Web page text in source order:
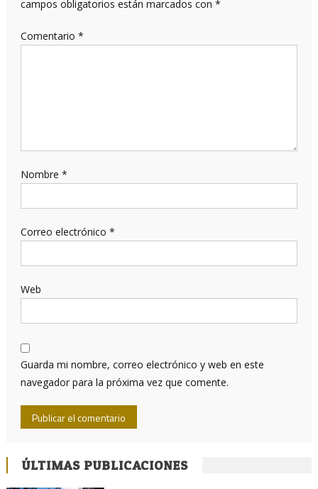
campos obligatorios están marcados con *
Comentario *
Nombre *
Correo electrónico *
Web
Guarda mi nombre, correo electrónico y web en este
navegador para la próxima vez que comente.
ÚLTIMAS PUBLICACIONES